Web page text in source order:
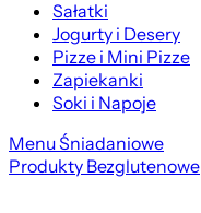
Sałatki
Jogurty i Desery
Pizze i Mini Pizze
Zapiekanki
Soki i Napoje
Menu Śniadaniowe
Produkty Bezglutenowe